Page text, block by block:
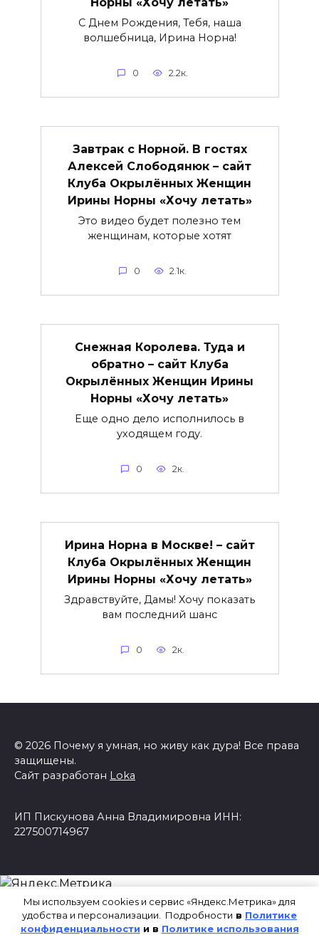
С Днем Рождения, Тебя, наша
волшебница, Ирина Норна!
0 2.2к.
Завтрак с Норной. В гостях
Алексей Слободянюк – сайт
Клуба Окрылённых Женщин
Ирины Норны «Хочу летать»
Это видео будет полезно тем
женщинам, которые хотят
0 2.1к.
Снежная Королева. Туда и
обратно – сайт Клуба
Окрылённых Женщин Ирины
Норны «Хочу летать»
Еще одно дело исполнилось в
уходящем году.
0 2к.
Ирина Норна в Москве! – сайт
Клуба Окрылённых Женщин
Ирины Норны «Хочу летать»
Здравствуйте, Дамы! Хочу показать
вам последний шанс
0 2к.
© 2026 Почему я умная, но живу как дура! Все права
защищены.
Сайт разработан Loka
ИП Пискунова Анна Владимировна ИНН:
227500714967
Мы используем cookies и сервис «Яндекс.Метрика» для
удобства и персонализации. Подробности в Политике
конфиденциальности и в Политике использования